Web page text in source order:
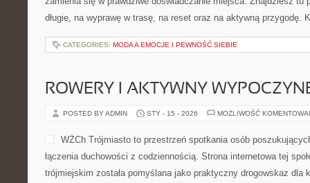
efekt końcowy wyglądał apetycznie. Polecamy takie kategorie
CATEGORIES:ARCHITEKTURA
AUSTRALIA
MOŻLIWOŚĆ
Polka w NZ to
osobach, które marzą o
Australii albo po prostu